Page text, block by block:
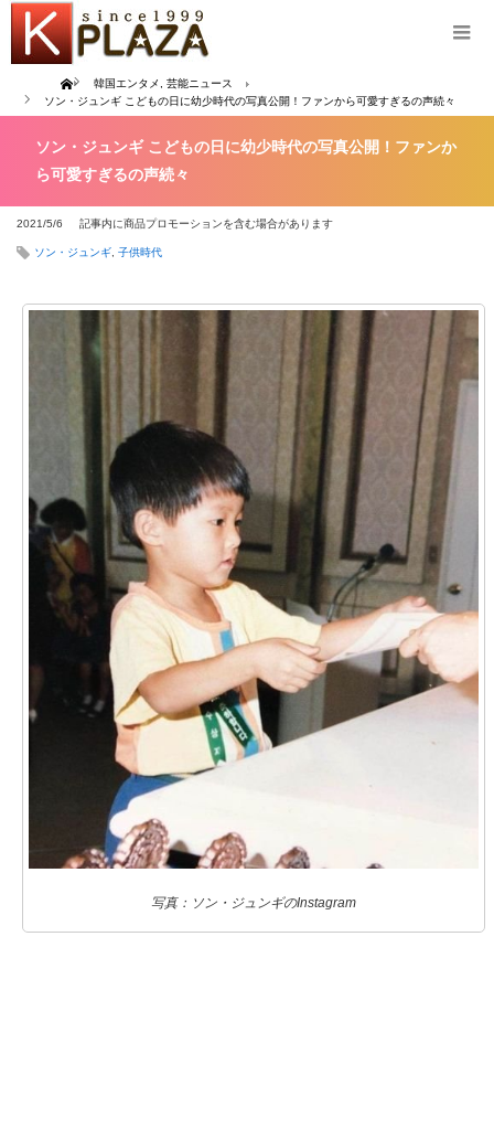
Home 韓国エンタメ
芸能ニュース
ソン・ジュンギ こどもの日に幼少時代の写真公開！ファンから可愛すぎるの声続々
ソン・ジュンギ こどもの日に幼少時代の写真公開！ファンか
ら可愛すぎるの声続々
2021/5/6 記事内に商品プロモーションを含む場合があります
ソン・ジュンギ 子供時代
写真：ソン・ジュンギのInstagram